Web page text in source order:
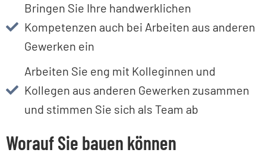
Bringen Sie Ihre handwerklichen
Kompetenzen auch bei Arbeiten aus anderen
Gewerken ein​
Arbeiten Sie eng mit Kolleginnen und
Kollegen aus anderen Gewerken zusammen
und stimmen Sie sich als Team ab​
Worauf Sie bauen können